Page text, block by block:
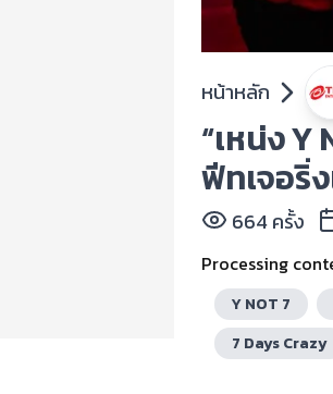
หน้าหลัก
“เหน่ง
ฟีทเจอริ่
664 ครั้ง
Processing
Y NOT 7
7 Days Crazy